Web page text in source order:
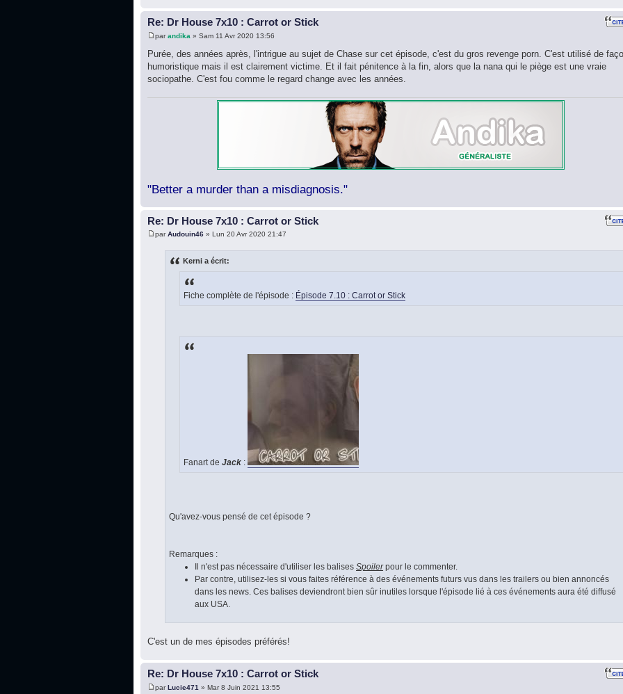
Re: Dr House 7x10 : Carrot or Stick
parandika » Sam 11 Avr 2020 13:56
Purée, des années après, l'intrigue au sujet de Chase sur cet épisode, c'est du gros revenge porn. C'est utilisé de
humoristique mais il est clairement victime. Et il fait pénitence à la fin, alors que la nana qui le piège est une vraie
sociopathe. C'est fou comme le regard change avec les années.
"Better a murder than a misdiagnosis."
Re: Dr House 7x10 : Carrot or Stick
parAudouin46 » Lun 20 Avr 2020 21:47
Kerni a écrit:
Fiche complète de l'épisode : Épisode 7.10 : Carrot or Stick
Fanart de Jack :
Qu'avez-vous pensé de cet épisode ?
Remarques :
Il n'est pas nécessaire d'utiliser les balisesSpoilerpour le commenter.
Par contre, utilisez-les si vous faites référence à des événements futurs vus dans les trailers ou bien annoncés
dans les news. Ces balises deviendront bien sûr inutiles lorsque l'épisode lié à ces événements aura été diffusé
aux USA.
C'est un de mes épisodes préférés!
Re: Dr House 7x10 : Carrot or Stick
parLucie471 » Mar 8 Juin 2021 13:55